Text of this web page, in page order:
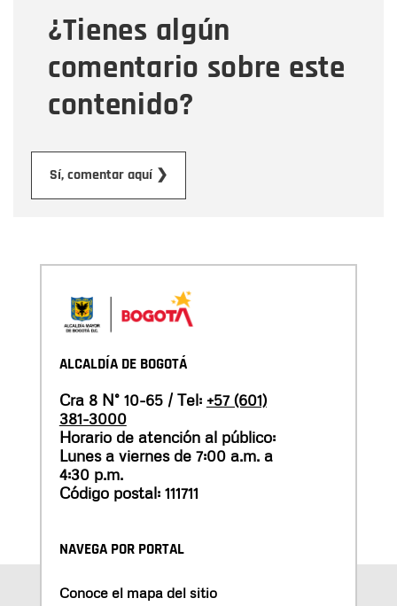
¿Tienes algún
comentario sobre este
contenido?
Sí, comentar aquí ❯
Mensaje
ALCALDÍA DE BOGOTÁ
Cra 8 N° 10-65 / Tel: +57 (601)
381-3000
Horario de atención al público:
Lunes a viernes de 7:00 a.m. a
4:30 p.m.
Código postal: 111711
NAVEGA POR PORTAL
Conoce el mapa del sitio